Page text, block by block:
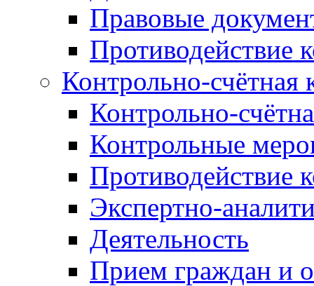
Правовые
Противодействие
Контрольно-счётная
Контрольно-
Контрольные
Противодействие
Экспертно-
Деятельность
Прием граждан и